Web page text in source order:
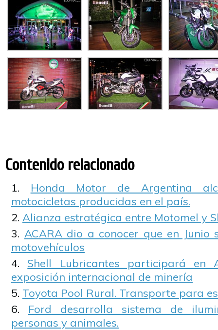
Contenido relacionado
Honda Motor de Argentina
motocicletas producidas en el país.
Alianza estratégica entre Motomel y
ACARA dio a conocer que en Junio
motovehículos
Shell Lubricantes participará en
exposición internacional de minería
Toyota Pool Rural. Transporte para
Ford desarrolla sistema de
personas y animales.